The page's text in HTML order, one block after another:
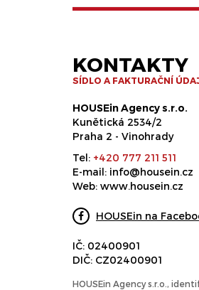
KONTAKTY
SÍDLO A FAKTURAČNÍ
HOUSEin Agency s.r.o.
Kunětická 2534/2
Praha 2 - Vinohrady
Tel: +420 777 211 511
E-mail: info@housein.cz
Web: www.housein.cz
HOUSEin na
IČ: 02400901
DIČ: CZ02400901
HOUSEin Agency s.r.o.,